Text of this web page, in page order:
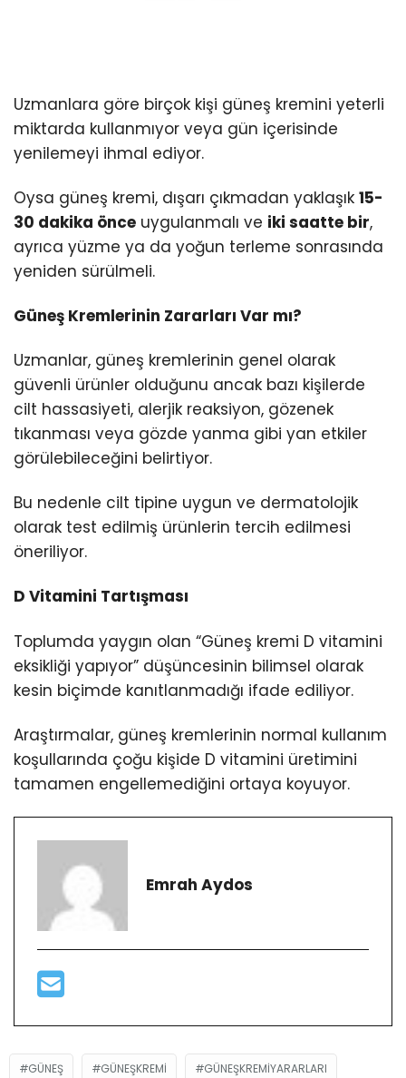
Uzmanlara göre birçok kişi güneş kremini yeterli
miktarda kullanmıyor veya gün içerisinde
yenilemeyi ihmal ediyor.
Oysa güneş kremi, dışarı çıkmadan yaklaşık 15-
30 dakika önce uygulanmalı ve iki saatte bir,
ayrıca yüzme ya da yoğun terleme sonrasında
yeniden sürülmeli.
Güneş Kremlerinin Zararları Var mı?
Uzmanlar, güneş kremlerinin genel olarak
güvenli ürünler olduğunu ancak bazı kişilerde
cilt hassasiyeti, alerjik reaksiyon, gözenek
tıkanması veya gözde yanma gibi yan etkiler
görülebileceğini belirtiyor.
Bu nedenle cilt tipine uygun ve dermatolojik
olarak test edilmiş ürünlerin tercih edilmesi
öneriliyor.
D Vitamini Tartışması
Toplumda yaygın olan “Güneş kremi D vitamini
eksikliği yapıyor” düşüncesinin bilimsel olarak
kesin biçimde kanıtlanmadığı ifade ediliyor.
Araştırmalar, güneş kremlerinin normal kullanım
koşullarında çoğu kişide D vitamini üretimini
tamamen engellemediğini ortaya koyuyor.
Emrah Aydos
GÜNEŞ GÜNEŞKREMI GÜNEŞKREMIYARARLARI